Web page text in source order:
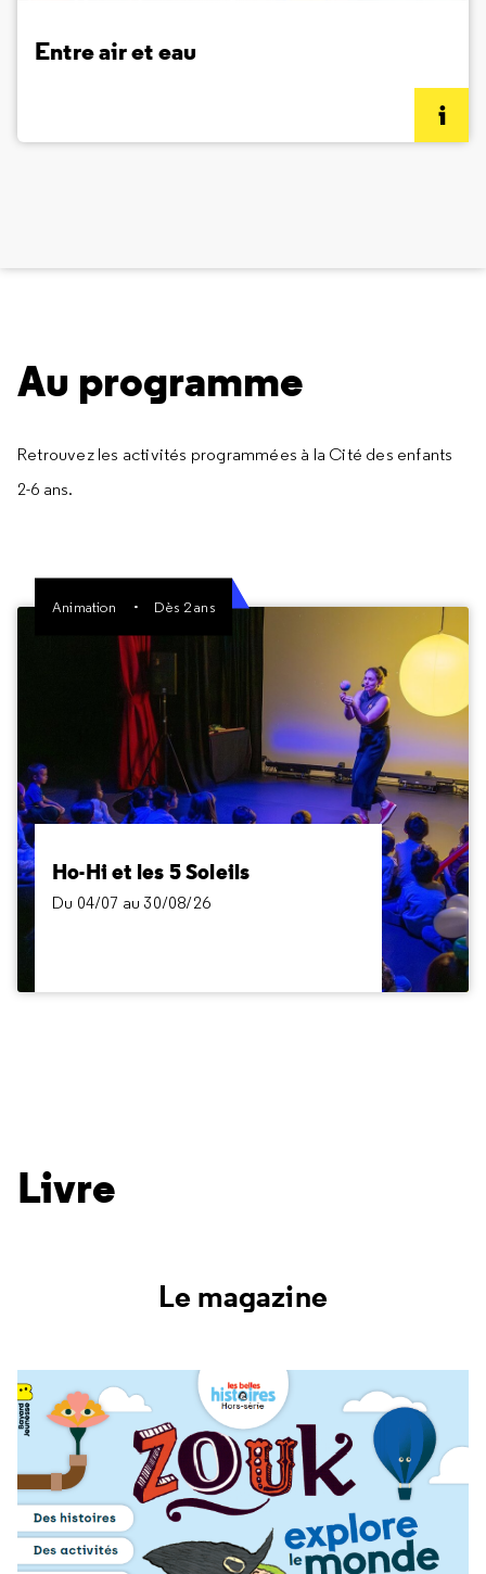
Entre air et eau
Au programme
Retrouvez les activités programmées à la Cité des enfants
2-6 ans.
Animation Dès 2 ans
Ho-Hi et les 5 Soleils
Du 04/07 au 30/08/26
Ho-Hi et les 5 Soleils
Du 04/07 au 30/08/26
Dès 2 ans
Un voyage dans l’espace qui entraîne les enfants
dans un monde imaginaire et poétique, tout en les
initiant à des notions scientifiques sur l'Univers et
des phénomènes célestes simples et observables.
Inclus dans le billet Cité des enfants 2-6 ans
Livre
Le magazine